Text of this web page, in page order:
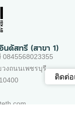
ดัสทรี (สาขา 1)
0845568023355
วงถนนเพชรบุรี
ติดต่อ